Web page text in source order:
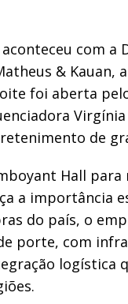
com a
& Kauan,
foi aberta
de
Hall
a importância
do país, o
porte, com
logística